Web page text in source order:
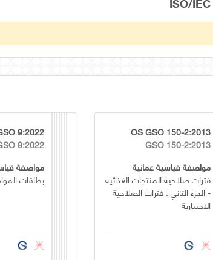
OS GSO 150-2:2013
GSO 150-2:2013
مواصفة قياسية عمانية
فترات صلاحية المنتجات الغذائية
- الجزء الثاني : فترات الصلاحية
الاختيارية
9:2022
9:2022
مواصفة
بطاقات